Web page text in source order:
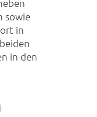
sowie
in
in den